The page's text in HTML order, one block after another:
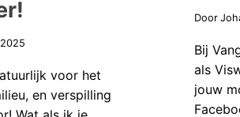
voor het
en verspilling
Door
Bij
als
jouw